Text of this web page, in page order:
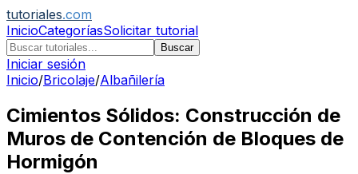
tutoriales.com
InicioCategoríasSolicitar tutorial
Buscar
Iniciar sesión
Inicio/Bricolaje/Albañilería
Cimientos Sólidos: Construcción de
Muros de Contención de Bloques de
Hormigón